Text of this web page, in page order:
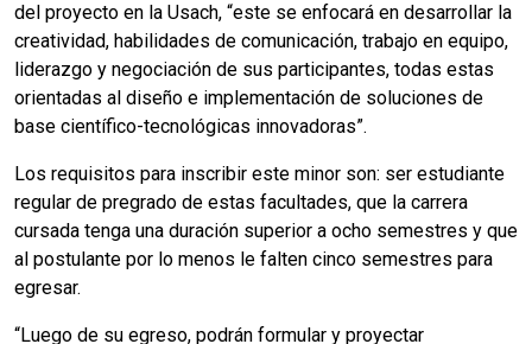
del proyecto en la Usach, “este se enfocará en desarrollar la
creatividad, habilidades de comunicación, trabajo en equipo,
liderazgo y negociación de sus participantes, todas estas
orientadas al diseño e implementación de soluciones de
base científico-tecnológicas innovadoras”.
Los requisitos para inscribir este minor son: ser estudiante
regular de pregrado de estas facultades, que la carrera
cursada tenga una duración superior a ocho semestres y que
al postulante por lo menos le falten cinco semestres para
egresar.
“Luego de su egreso, podrán formular y proyectar